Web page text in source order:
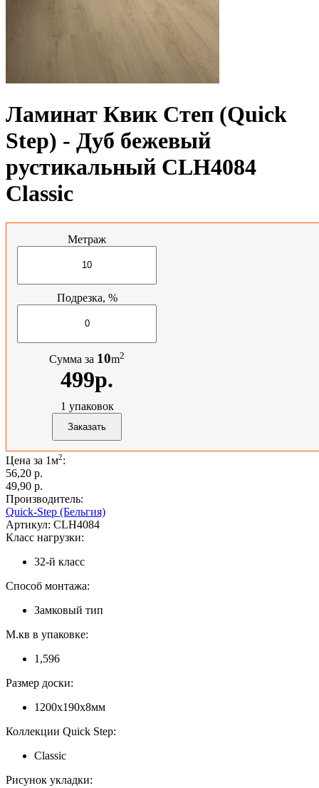
Ламинат Квик Степ (Quick
Step) - Дуб бежевый
рустикальный CLH4084
Classic
Метраж
Подрезка, %
Сумма за 10m2
499р.
1 упаковок
Цена за 1м2:
56,20 p.
49,90 p.
Производитель:
Quick-Step (Бельгия)
Артикул: CLH4084
Класс нагрузки:
32-й класс
Способ монтажа:
Замковый тип
М.кв в упаковке:
1,596
Размер доски:
1200х190х8мм
Коллекции Quick Step:
Classic
Рисунок укладки: